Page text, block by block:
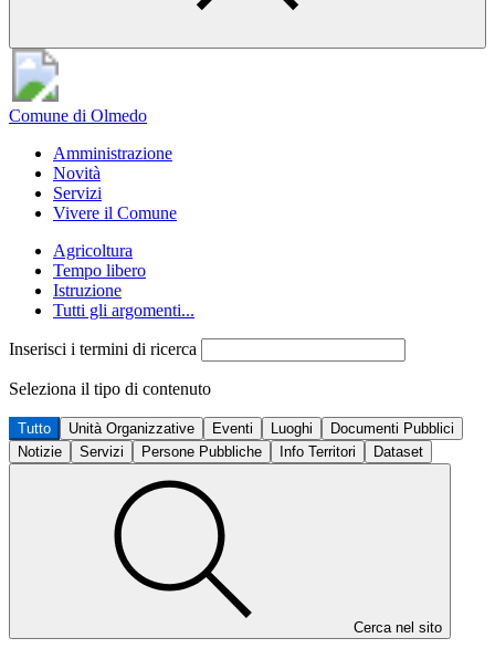
Comune di Olmedo
Amministrazione
Novità
Servizi
Vivere il Comune
Agricoltura
Tempo libero
Istruzione
Tutti gli argomenti...
Inserisci i termini di ricerca
Seleziona il tipo di contenuto
Tutto Unità Organizzative Eventi Luoghi
Documenti Pubblici
Notizie
Servizi Persone Pubbliche Info Territori Dataset
Cerca nel sito